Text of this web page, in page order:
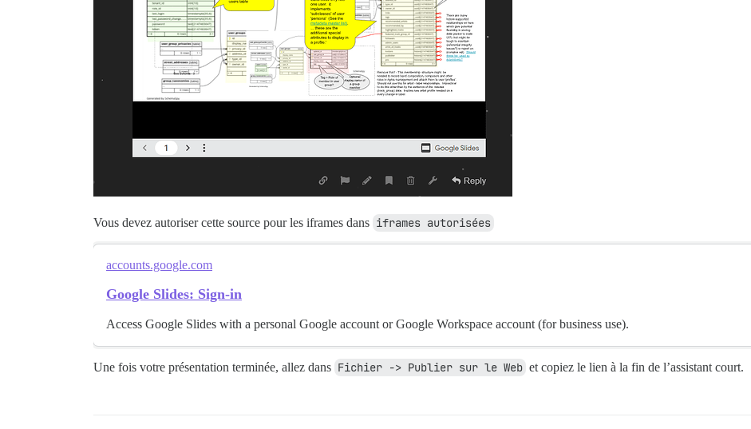
Vous devez autoriser cette source pour les iframes dans iframes autorisées
accounts.google.com
Google Slides: Sign-in
Access Google Slides with a personal Google account or Google Workspace account (for business use).
Une fois votre présentation terminée, allez dans Fichier -> Publier sur le Web et copiez le lien à la fin de l’assistant court.